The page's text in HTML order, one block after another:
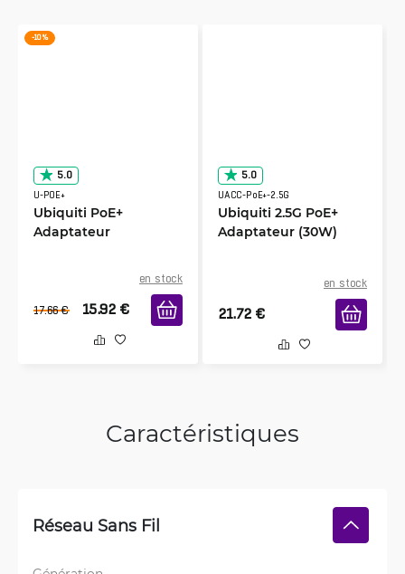
-10 %
5.0
U-POE+
Ubiquiti PoE+
Adaptateur
en stock
17.66 € 15.92 €
5.0
UACC-PoE+-2.5G
Ubiquiti 2.5G PoE+
Adaptateur (30W)
en stock
21.72 €
Caractéristiques
Réseau Sans Fil